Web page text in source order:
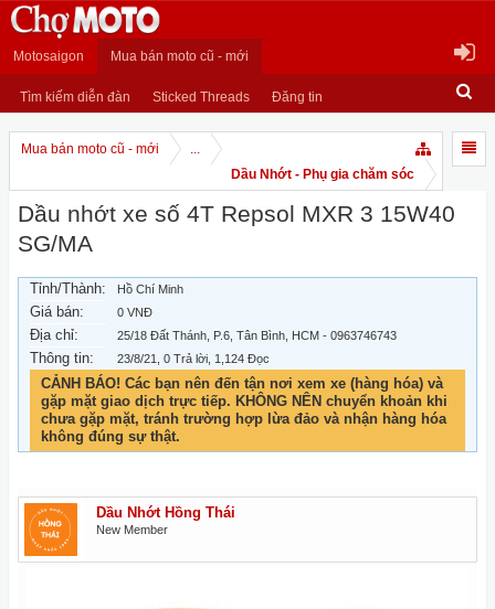
Motosaigon Mua bán moto cũ - mới
Tìm kiếm diễn đàn Sticked Threads Đăng tin
Mua bán moto cũ - mới
...
Dầu Nhớt - Phụ gia chăm sóc
Dầu nhớt xe số 4T Repsol MXR 3 15W40
SG/MA
Tỉnh/Thành: Hồ Chí Minh
Giá bán: 0 VNĐ
Địa chỉ: 25/18 Đất Thánh, P.6, Tân Bình, HCM - 0963746743
Thông tin: 23/8/21 , 0 Trả lời, 1,124 Đọc
CẢNH BÁO! Các bạn nên đến tận nơi xem xe (hàng hóa) và
gặp mặt giao dịch trực tiếp. KHÔNG NÊN chuyển khoản khi
chưa gặp mặt, tránh trường hợp lừa đảo và nhận hàng hóa
không đúng sự thật.
Dầu Nhớt Hồng Thái
New Member